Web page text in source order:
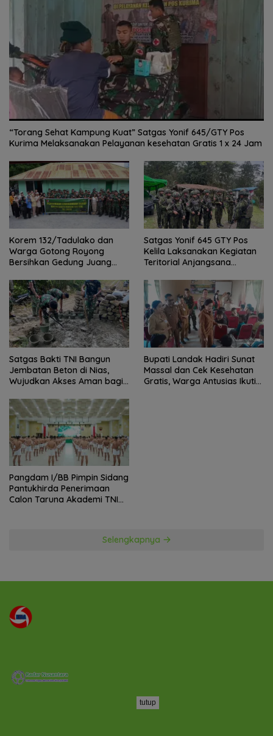
“Torang Sehat Kampung Kuat” Satgas Yonif 645/GTY Pos
Kurima Melaksanakan Pelayanan kesehatan Gratis 1 x 24 Jam
Korem 132/Tadulako dan
Warga Gotong Royong
Bersihkan Gedung Juang
Satgas Yonif 645 GTY Pos
Kelila Laksanakan Kegiatan
Teritorial Anjangsana
Lurah
Satgas Bakti TNI Bangun
Jembatan Beton di Nias,
Wujudkan Akses Aman bagi
Bupati Landak Hadiri Sunat
Massal dan Cek Kesehatan
Gratis, Warga Antusias Ikuti
Pangdam I/BB Pimpin Sidang
Pantukhirda Penerimaan
Calon Taruna Akademi TNI
Selengkapnya
tutup